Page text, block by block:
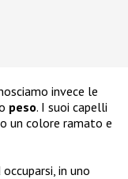
invece le
peso. I suoi capelli
un colore ramato e
in uno